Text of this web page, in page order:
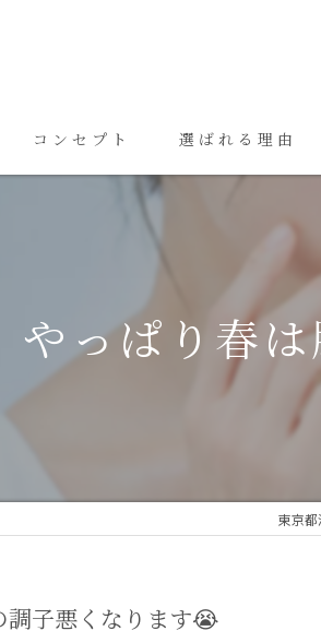
コンセプト 選ばれる理由
やっぱり春
東京
調子悪くなります😭